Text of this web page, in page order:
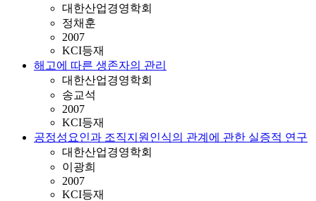
대한산업경영학회
정채훈
2007
KCI등재
해고에 따른 생존자의 관리
대한산업경영학회
송교석
2007
KCI등재
공정성요인과 조직지원인식의 관계에 관한 실증적 연구
대한산업경영학회
이광희
2007
KCI등재